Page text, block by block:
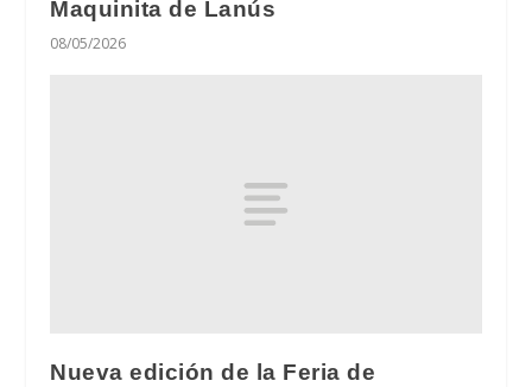
Maquinita de Lanús
08/05/2026
Nueva edición de la Feria de